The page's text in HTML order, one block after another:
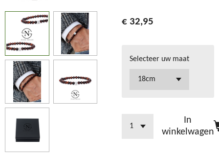
€ 32,95
Selecteer uw maat
In
winkelwagen